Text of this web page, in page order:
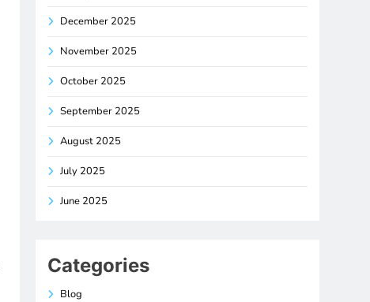
December 2025
November 2025
October 2025
September 2025
August 2025
July 2025
June 2025
Categories
Blog